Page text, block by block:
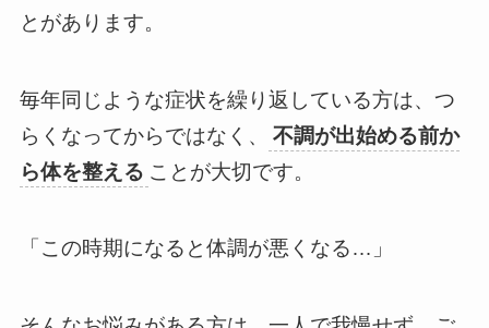
とがあります。
毎年同じような症状を繰り返している方は、つ
らくなってからではなく、
不調が出始める前か
ら体を整える ことが大切です。
「この時期になると体調が悪くなる…」